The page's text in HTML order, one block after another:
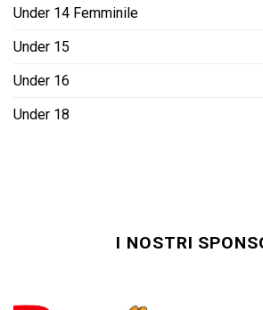
Under 14 Femminile
Under 15
Under 16
Under 18
I NOSTRI